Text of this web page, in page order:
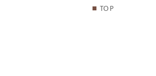
TOP